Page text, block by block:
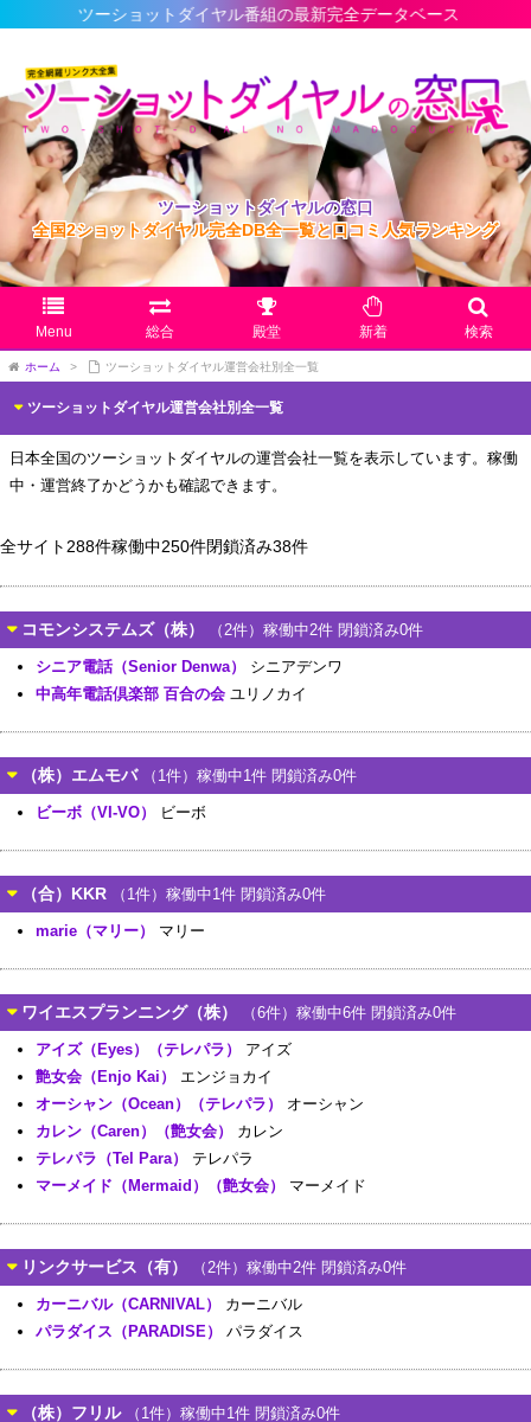
ツーショットダイヤル番組の最新完全データベース
ツーショットダイヤルの窓口
全国2ショットダイヤル完全DB全一覧と口コミ人気ランキング
Menu 総合 殿堂 新着 検索
ホーム > ツーショットダイヤル運営会社別全一覧
ツーショットダイヤル運営会社別全一覧
日本全国のツーショットダイヤルの運営会社一覧を表示しています。稼働
中・運営終了かどうかも確認できます。
全サイト288件稼働中250件閉鎖済み38件
コモンシステムズ（株） （2件）稼働中2件 閉鎖済み0件
シニア電話（Senior Denwa）
シニアデンワ
中高年電話倶楽部 百合の会 ユリノカイ
（株）エムモバ （1件）稼働中1件 閉鎖済み0件
ビーボ（VI-VO） ビーボ
（合）KKR （1件）稼働中1件 閉鎖済み0件
marie（マリー） マリー
ワイエスプランニング（株） （6件）稼働中6件 閉鎖済み0件
アイズ（Eyes）（テレパラ）
アイズ
艶女会（Enjo Kai）
エンジョカイ
オーシャン（Ocean）（テレパラ）
オーシャン
カレン（Caren）（艶女会）
カレン
テレパラ（Tel Para）
テレパラ
マーメイド（Mermaid）（艶女会）
マーメイド
リンクサービス（有） （2件）稼働中2件 閉鎖済み0件
カーニバル（CARNIVAL）
カーニバル
パラダイス（PARADISE）
パラダイス
（株）フリル （1件）稼働中1件 閉鎖済み0件